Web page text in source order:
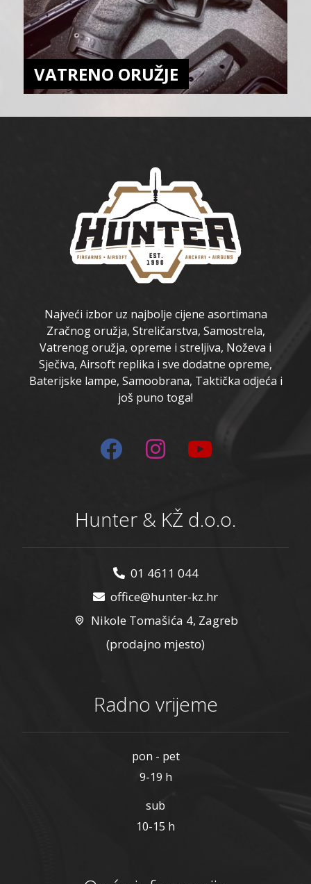
VATRENO ORUŽJE
Najveći izbor uz najbolje cijene asortimana
Zračnog oružja, Streličarstva, Samostrela,
Vatrenog oružja, opreme i streljiva, Noževa i
Sječiva, Airsoft replika i sve dodatne opreme,
Baterijske lampe, Samoobrana, Taktička odjeća i
još puno toga!
Hunter & KŽ d.o.o.
01 4611 044
office@hunter-kz.hr
Nikole Tomašića 4, Zagreb
(prodajno mjesto)
Radno vrijeme
pon - pet
9-19 h
sub
10-15 h